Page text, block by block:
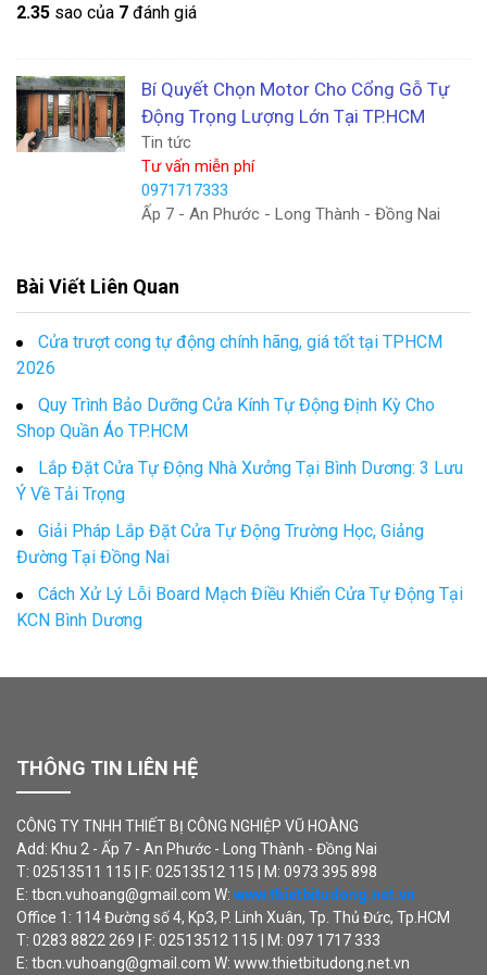
2.35 sao của 7 đánh giá
Bí Quyết Chọn Motor Cho Cổng Gỗ Tự
Động Trọng Lượng Lớn Tại TP.HCM
Tin tức
Tư vấn miễn phí
0971717333
Ấp 7 - An Phước - Long Thành - Đồng Nai
Bài Viết Liên Quan
Cửa trượt cong tự động chính hãng, giá tốt tại TPHCM
2026
Quy Trình Bảo Dưỡng Cửa Kính Tự Động Định Kỳ Cho
Shop Quần Áo TP.HCM
Lắp Đặt Cửa Tự Động Nhà Xưởng Tại Bình Dương: 3 Lưu
Ý Về Tải Trọng
Giải Pháp Lắp Đặt Cửa Tự Động Trường Học, Giảng
Đường Tại Đồng Nai
Cách Xử Lý Lỗi Board Mạch Điều Khiển Cửa Tự Động Tại
KCN Bình Dương
THÔNG TIN LIÊN HỆ
CÔNG TY TNHH THIẾT BỊ CÔNG NGHIỆP VŨ HOÀNG
Add: Khu 2 - Ấp 7 - An Phước - Long Thành - Đồng Nai
T: 02513511 115 | F: 02513512 115 | M: 0973 395 898
E: tbcn.vuhoang@gmail.com W: www.thietbitudong.net.vn
Office 1: 114 Đường số 4, Kp3, P. Linh Xuân, Tp. Thủ Đức, Tp.HCM
T: 0283 8822 269 | F: 02513512 115 | M: 097 1717 333
E: tbcn.vuhoang@gmail.com W: www.thietbitudong.net.vn